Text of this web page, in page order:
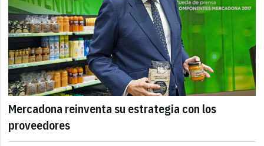
Mercadona reinventa su estrategia con los
proveedores